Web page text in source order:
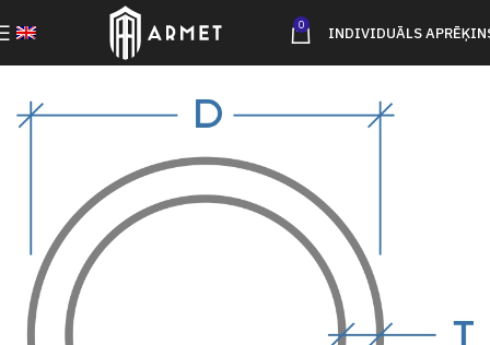
0 INDIVIDUĀLS